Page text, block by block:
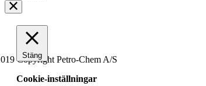
Copyright Petro-Chem A/S
Stäng
Cookie-inställningar